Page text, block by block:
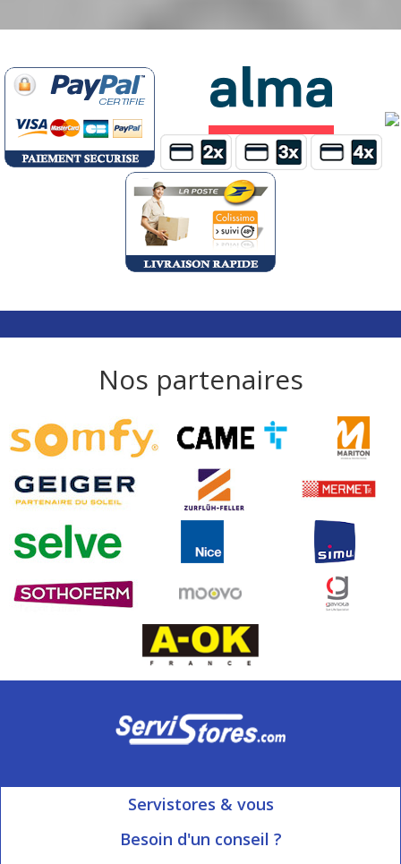
Nos partenaires
Servistores & vous
Mon compte
Besoin d'un conseil ?